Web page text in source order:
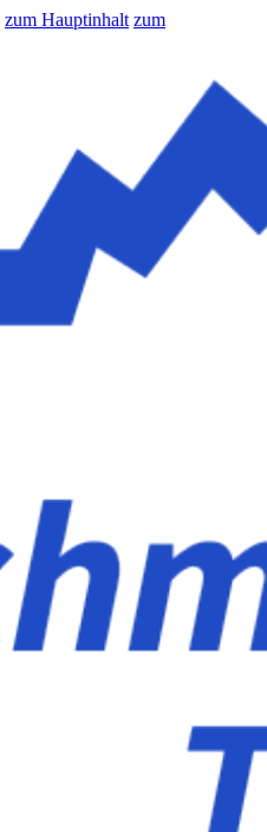
zum Hauptinhalt zum